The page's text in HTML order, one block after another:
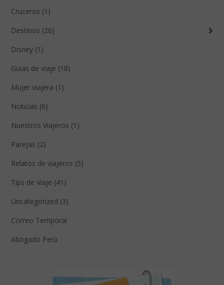
Cruceros (1)
Destinos (26)
Disney (1)
Guias de viaje (18)
Mujer viajera (1)
Noticias (6)
Nuestros Viajeros (1)
Parejas (2)
Relatos de viajeros (5)
Tips de Viaje (41)
Uncategorized (3)
Correo Temporal
Abogado Perú